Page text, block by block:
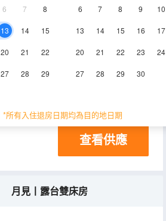
6 7 8
13 14 15
20 21 22
27 28 29
6 7 8 9 10
13 14 15 16 17
20 21 22 23 24
27 28 29 30
*所有入住退房日期均為目的地日期
基礎安睡雙床房
28㎡ 1-3層
查看供應
月見丨露台雙床房